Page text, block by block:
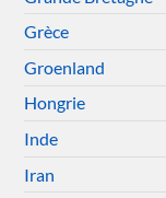
Grèce
Groenland
Hongrie
Inde
Iran